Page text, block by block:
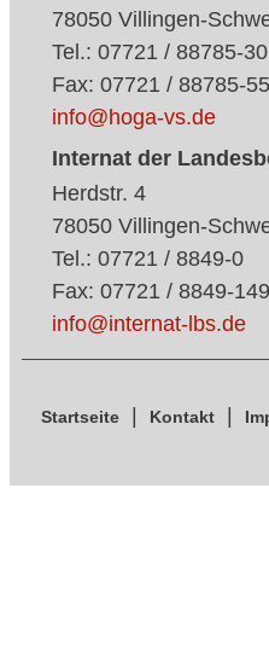
78050 Villingen-
Tel.: 07721 / 88785-30
Fax: 07721 / 88785-55
info@hoga-vs.de
Internat der
Herdstr. 4
78050 Villingen-
Tel.: 07721 / 8849-0
Fax: 07721 / 8849-149
info@internat-lbs.de
Startseite Kontakt